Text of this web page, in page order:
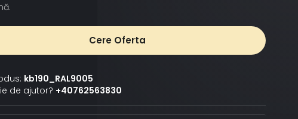
Cere Oferta
kb190_RAL9005
de ajutor? +40762563830